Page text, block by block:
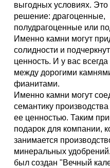
выгодных условиях. Это
решение: драгоценные,
полудрагоценные или
Именно камни могут
солидности и
ценность. И у вас
между дорогими
фианитами.
Именно камни могут
семантику
ее ценностью. Таким
подарок для компании,
занимается
минеральных
был создан "Вечный